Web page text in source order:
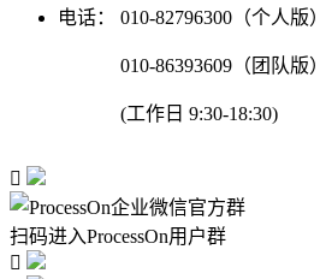
电话：
010-82796300（个人版）
010-86393609（团队版）
(工作日 9:30-18:30)

扫码进入ProcessOn用户群
